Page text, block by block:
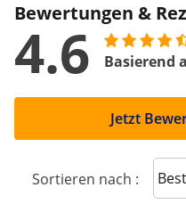
Bewertungen &
4.6 Basierend
Jetzt
Sortieren nach :